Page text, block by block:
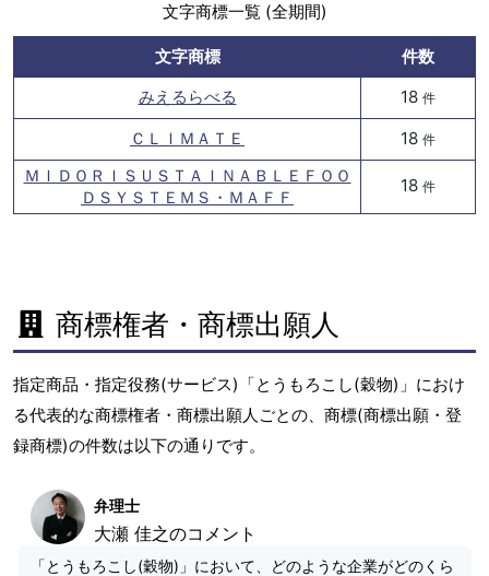
文字商標一覧 (全期間)
文字商標
件数
みえるらべる
18 件
ＣＬＩＭＡＴＥ 18 件
ＭＩＤＯＲＩＳＵＳＴＡＩＮＡＢＬＥＦＯＯ
ＤＳＹＳＴＥＭＳ・ＭＡＦＦ
18 件
商標権者・商標出願人
指定商品・指定役務(サービス)「とうもろこし(穀物)」におけ
る代表的な商標権者・商標出願人ごとの、商標(商標出願・登
録商標)の件数は以下の通りです。
弁理士
大瀬 佳之のコメント
「とうもろこし(穀物)」において、どのような企業がどのくら